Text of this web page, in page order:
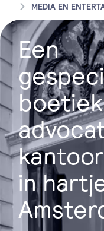
MEDIA EN
Een
boetiek
kantoor
in